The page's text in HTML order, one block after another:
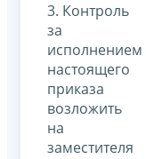
3. Контроль
за
исполнением
настоящего
приказа
возложить
на
заместителя